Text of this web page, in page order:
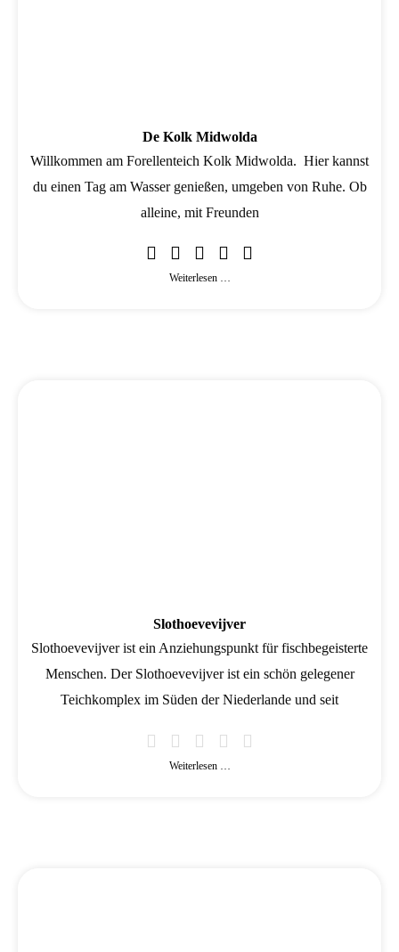
De Kolk Midwolda
Willkommen am Forellenteich Kolk Midwolda. Hier kannst
du einen Tag am Wasser genießen, umgeben von Ruhe. Ob
alleine, mit Freunden
Weiterlesen …
Slothoevevijver
Slothoevevijver ist ein Anziehungspunkt für fischbegeisterte
Menschen. Der Slothoevevijver ist ein schön gelegener
Teichkomplex im Süden der Niederlande und seit
Weiterlesen …